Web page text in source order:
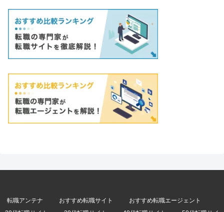
転職アンテナ おすすめ転職サイト
おすすめ転職エージェント